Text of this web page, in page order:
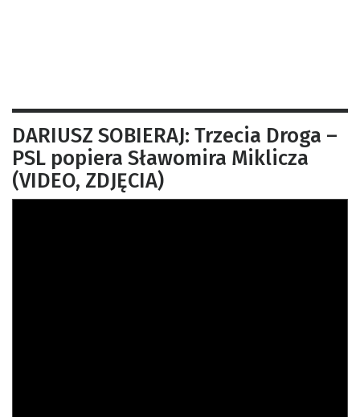
DARIUSZ SOBIERAJ: Trzecia Droga –
PSL popiera Sławomira Miklicza
(VIDEO, ZDJĘCIA)